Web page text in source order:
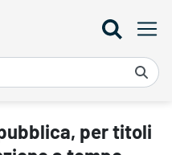
ed esami, perper titoli